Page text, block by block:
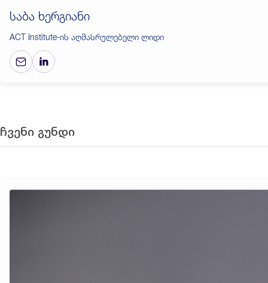
საბა ხერგიანი
ACT Institute-ის აღმასრულებელი ლიდი
ჩვენი გუნდი